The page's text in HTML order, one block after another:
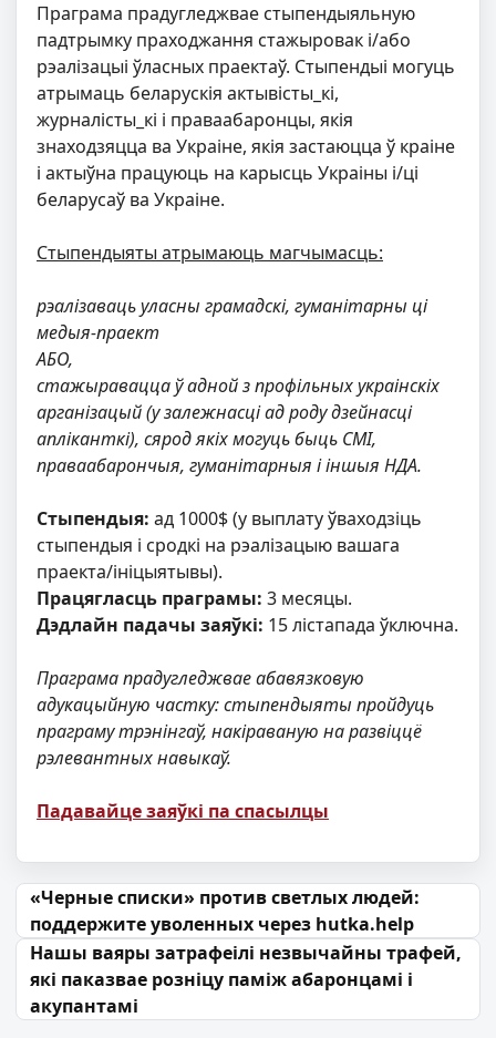
Праграма прадугледжвае стыпендыяльную
падтрымку праходжання стажыровак і/або
рэалізацыі ўласных праектаў. Стыпендыі могуць
атрымаць беларускія актывісты_кі,
журналісты_кі і праваабаронцы, якія
знаходзяцца ва Украіне, якія застаюцца ў краіне
і актыўна працуюць на карысць Украіны і/ці
беларусаў ва Украіне.
Стыпендыяты атрымаюць магчымасць:
рэалізаваць уласны грамадскі, гуманітарны ці
медыя-праект
АБО,
стажыравацца ў адной з профільных украінскіх
арганізацый (у залежнасці ад роду дзейнасці
апліканткі), сярод якіх могуць быць СМІ,
праваабарончыя, гуманітарныя і іншыя НДА.
Стыпендыя: ад 1000$ (у выплату ўваходзіць
стыпендыя і сродкі на рэалізацыю вашага
праекта/ініцыятывы).
Працягласць праграмы: 3 месяцы.
Дэдлайн падачы заяўкі: 15 лістапада ўключна.
Праграма прадугледжвае абавязковую
адукацыйную частку: стыпендыяты пройдуць
праграму трэнінгаў, накіраваную на развіццё
рэлевантных навыкаў.
Падавайце заяўкі па спасылцы
Навігацыя па запісах
«Черные списки» против светлых людей:
поддержите уволенных через hutka.help
Нашы ваяры затрафеілі незвычайны трафей,
які паказвае розніцу паміж абаронцамі і
акупантамі